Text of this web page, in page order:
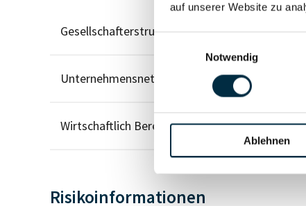
auf unserer Website zu
Einwilligungsauswahl
Notwendig
Ablehnen
Gesellschafterstruktur
Unternehmensnetzwerk
Wirtschaftlich Berechtigten Pfad
Risikoinformationen